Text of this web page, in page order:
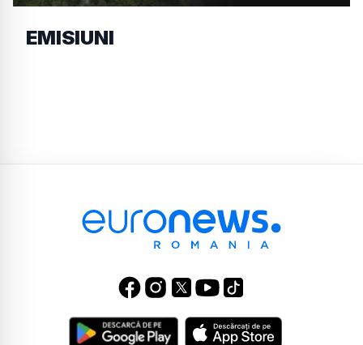
EMISIUNI